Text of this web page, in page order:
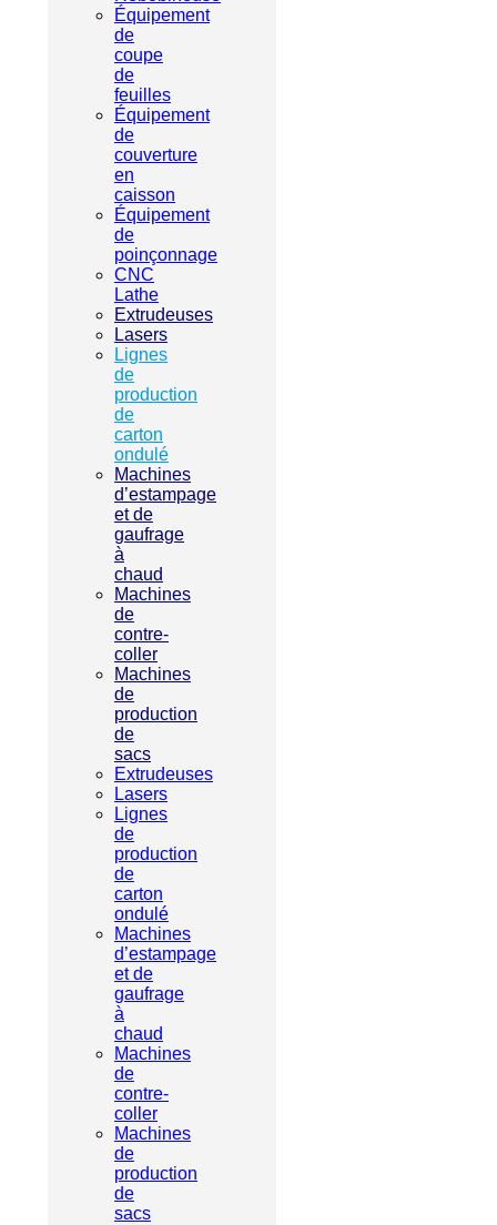
Équipement
de
coupe
de
feuilles
Équipement
de
couverture
en
caisson
Équipement
de
poinçonnage
CNC
Lathe
Extrudeuses
Lasers
Lignes
de
production
de
carton
ondulé
Machines
d’estampage
et de
gaufrage
à
chaud
Machines
de
contre-
coller
Machines
de
production
de
sacs
Extrudeuses
Lasers
Lignes
de
production
de
carton
ondulé
Machines
d’estampage
et de
gaufrage
à
chaud
Machines
de
contre-
coller
Machines
de
production
de
sacs